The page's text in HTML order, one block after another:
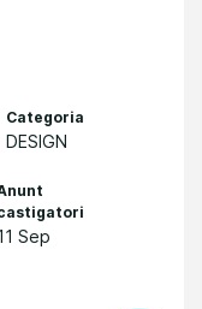
Categoria
DESIGN
Sep